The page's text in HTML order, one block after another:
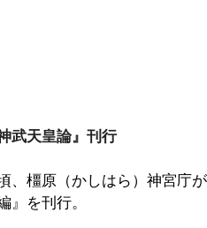
神武天皇論』刊行
、橿原（かしはら）神宮庁
』を刊行。